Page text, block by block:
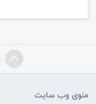
منوی وب سایت